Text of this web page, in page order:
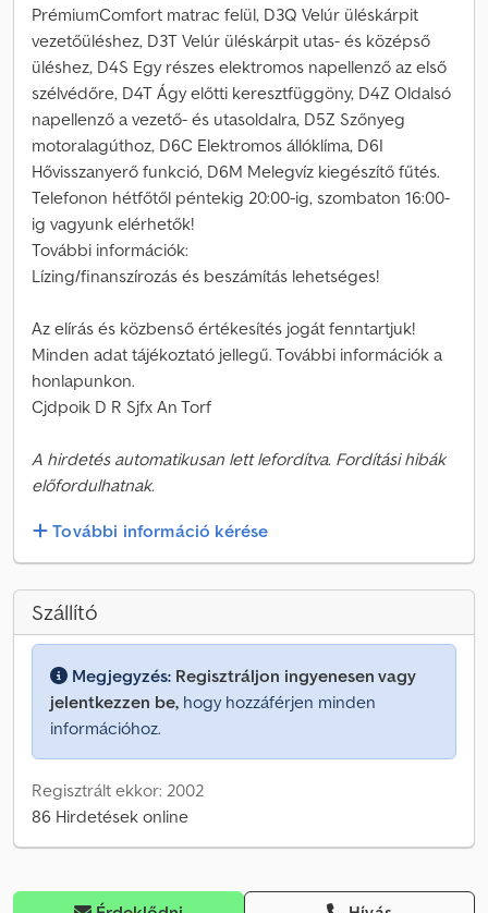
PrémiumComfort matrac felül, D3Q Velúr üléskárpit
vezetőüléshez, D3T Velúr üléskárpit utas- és középső
üléshez, D4S Egy részes elektromos napellenző az első
szélvédőre, D4T Ágy előtti keresztfüggöny, D4Z Oldalsó
napellenző a vezető- és utasoldalra, D5Z Szőnyeg
motoralagúthoz, D6C Elektromos állóklíma, D6I
Hővisszanyerő funkció, D6M Melegvíz kiegészítő fűtés.
Telefonon hétfőtől péntekig 20:00-ig, szombaton 16:00-
ig vagyunk elérhetők!
További információk:
Lízing/finanszírozás és beszámítás lehetséges!
Az elírás és közbenső értékesítés jogát fenntartjuk!
Minden adat tájékoztató jellegű. További információk a
honlapunkon.
Cjdpoik D R Sjfx An Torf
A hirdetés automatikusan lett lefordítva. Fordítási hibák
előfordulhatnak.
További információ kérése
Szállító
Megjegyzés: Regisztráljon ingyenesen vagy
jelentkezzen be, hogy hozzáférjen minden
információhoz.
Regisztrált ekkor: 2002
86 Hirdetések online